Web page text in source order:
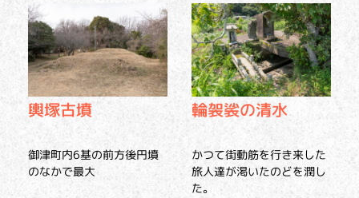
輿塚古墳
御津町内6基の前方後円墳
のなかで最大
輪袈裟の清水
かつて街動筋を行き来した
旅人達が渇いたのどを潤し
た。